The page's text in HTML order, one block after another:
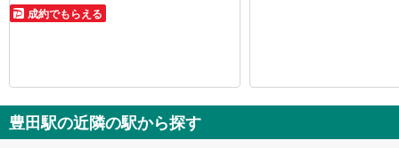
成約でもらえる
豊田駅の近隣の駅から探す